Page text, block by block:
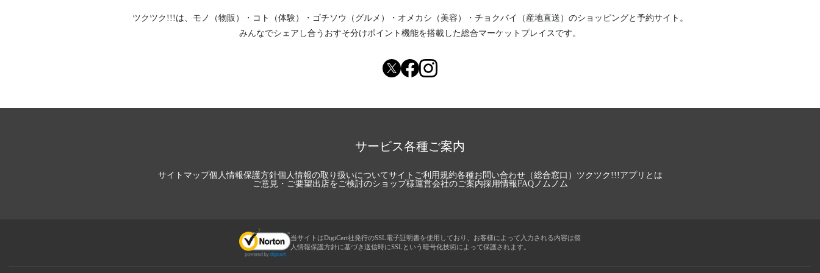
ツクツク!!!は、 モノ（物販） ・ コト（体験） ・ ゴチソウ（グルメ） ・ オメカシ（美容） ・ チョクバイ（産地直送） のショッピングと予約サイト。
みんなでシェアし合う おすそ分けポイント機能を搭載した総合マーケットプレイスです。
サービス各種ご案内
サイトマップ個人情報保護方針個人情報の取り扱いについてサイトご利用規約各種お問い合わせ（総合窓口） ツクツク!!!アプリとは
ご意見・ご要望出店をご検討のショップ様運営会社のご案内採用情報FAQノムノム
当サイトはDigiCert社発行のSSL電子証明書を使用しており、お客様によって入力される内容は個
人情報保護方針に基づき送信時にSSLという暗号化技術によって保護されます。